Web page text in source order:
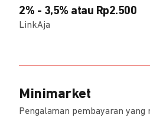
2% - 3,5% atau Rp2.500
LinkAja
Minimarket
Pengalaman pembayaran